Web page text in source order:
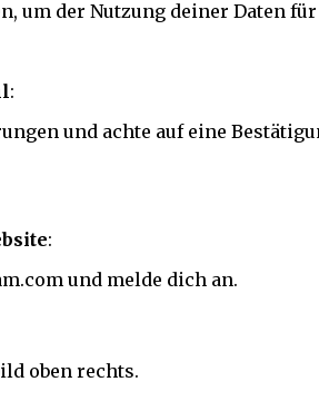
um der Nutzung deiner Daten
:
und achte auf eine
:
und melde dich an.
oben rechts.